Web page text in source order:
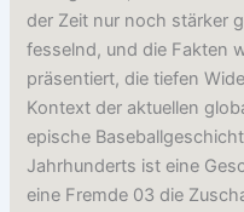
der Zeit nur noch stärker
fesselnd, und die Fakten
präsentiert, die tiefen
Kontext der aktuellen
epische
Jahrhunderts ist eine
eine Fremde 03 die